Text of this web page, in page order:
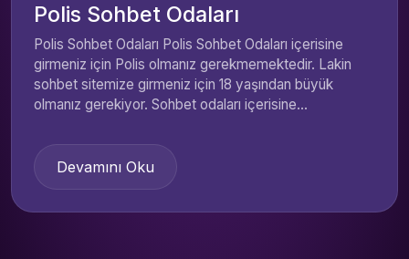
Polis Sohbet Odaları
Polis Sohbet Odaları Polis Sohbet Odaları içerisine
girmeniz için Polis olmanız gerekmemektedir. Lakin
sohbet sitemize girmeniz için 18 yaşından büyük
olmanız gerekiyor. Sohbet odaları içerisine...
Devamını Oku